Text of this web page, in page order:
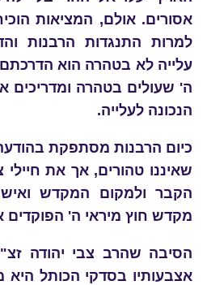
אסורים. אולם, המציאות
למרות התנגדות הרבנות
עלייה לא בטהרה הוא
ה' שעולים בטהרה ומדריכים
הנכונה לעלייה.
כיום הרבנות מסתפקת
שאיננו טהורים, אך את
הקבר ולמקום המקדש
מקדש חוץ מיראי ה'
הסיבה שהרב צבי יהודה
אצבעותיו בסדקי הכותל